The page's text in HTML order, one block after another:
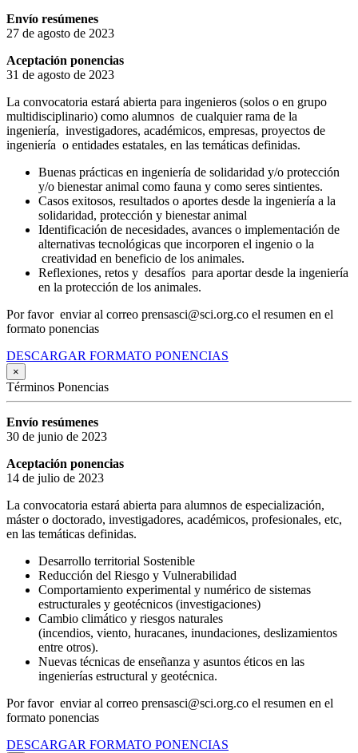
Envío resúmenes
27 de agosto de 2023
Aceptación ponencias
31 de agosto de 2023
La convocatoria estará abierta para ingenieros (solos o en grupo
multidisciplinario) como alumnos de cualquier rama de la
ingeniería, investigadores, académicos, empresas, proyectos de
ingeniería o entidades estatales, en las temáticas definidas.
Buenas prácticas en ingeniería de solidaridad y/o protección
y/o bienestar animal como fauna y como seres sintientes.
Casos exitosos, resultados o aportes desde la ingeniería a la
solidaridad, protección y bienestar animal
Identificación de necesidades, avances o implementación de
alternativas tecnológicas que incorporen el ingenio o la
creatividad en beneficio de los animales.
Reflexiones, retos y desafíos para aportar desde la ingeniería
en la protección de los animales.
Por favor enviar al correo prensasci@sci.org.co el resumen en el
formato ponencias
DESCARGAR FORMATO PONENCIAS
×
Términos Ponencias
Envío resúmenes
30 de junio de 2023
Aceptación ponencias
14 de julio de 2023
La convocatoria estará abierta para alumnos de especialización,
máster o doctorado, investigadores, académicos, profesionales, etc,
en las temáticas definidas.
Desarrollo territorial Sostenible
Reducción del Riesgo y Vulnerabilidad
Comportamiento experimental y numérico de sistemas
estructurales y geotécnicos (investigaciones)
Cambio climático y riesgos naturales
(incendios, viento, huracanes, inundaciones, deslizamientos
entre otros).
Nuevas técnicas de enseñanza y asuntos éticos en las
ingenierías estructural y geotécnica.
Por favor enviar al correo prensasci@sci.org.co el resumen en el
formato ponencias
DESCARGAR FORMATO PONENCIAS